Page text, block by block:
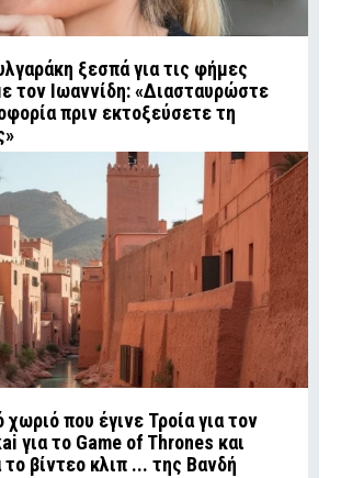
ξεσπά για τις φήμες
τον Ιωαννίδη: «Διασταυρώστε
πριν εκτοξεύσετε τη
χωριό που έγινε Τροία για τον
για το Game of Thrones και
το βίντεο κλιπ ... της Βανδή